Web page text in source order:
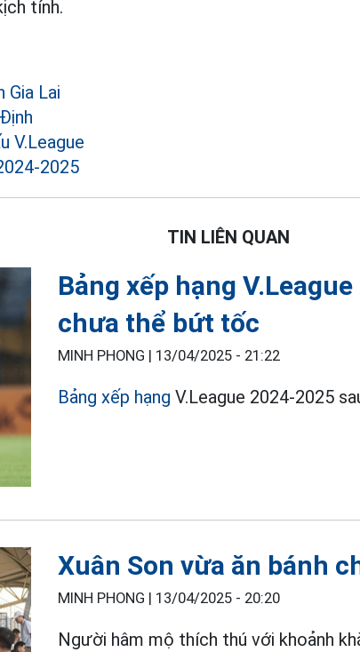
tính.
Gia Lai
V.League
2025
TIN LIÊN QUAN
Bảng xếp hạng
chưa thể bứt tốc
MINH PHONG | 13/04/2025 - 21:22
Bảng xếp hạng V.League 2024-2025
Xuân Son vừa ăn bánh
MINH PHONG | 13/04/2025 - 20:20
Người hâm mộ thích thú với khoảnh